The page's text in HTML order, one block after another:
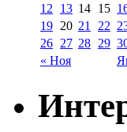
« Ноя
12
13 14 15
19 20 21 22
26 27 28 29